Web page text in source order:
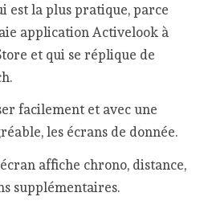
est la plus pratique, parce
application Activelook à
et qui se réplique de
facilement et avec une
les écrans de donnée.
affiche chrono, distance,
supplémentaires.